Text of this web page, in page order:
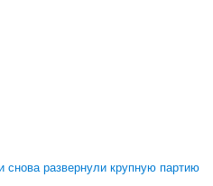
снова развернули крупную партию